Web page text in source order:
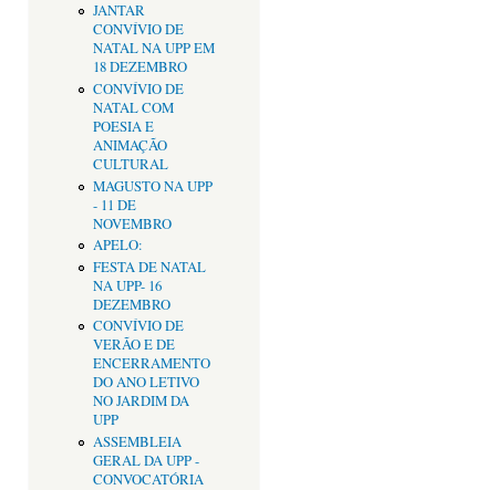
JANTAR
CONVÍVIO DE
NATAL NA UPP EM
18 DEZEMBRO
CONVÍVIO DE
NATAL COM
POESIA E
ANIMAÇÃO
CULTURAL
MAGUSTO NA UPP
- 11 DE
NOVEMBRO
APELO:
FESTA DE NATAL
NA UPP- 16
DEZEMBRO
CONVÍVIO DE
VERÃO E DE
ENCERRAMENTO
DO ANO LETIVO
NO JARDIM DA
UPP
ASSEMBLEIA
GERAL DA UPP -
CONVOCATÓRIA